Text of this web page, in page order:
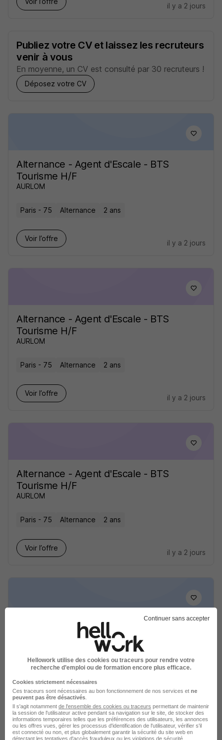
il y a 2 jours
Publiez votre CV et laissez les recruteurs
venir à vous
En moyenne, un CV est consulté par 30 recruteurs !
Déposez votre CV
Alternance - Agent d'Escale - BTS
Tourisme H/F
AURLOM
Paris - 75 Alternance 2 ans
Voir l’offre
il y a 2 jours
Alternance - Agent d'Escale - BTS
Tourisme H/F
AURLOM
Paris - 75 Alternance 2 ans
Voir l’offre
il y a 2 jours
Alternance - Agent d'Escale - BTS
Tourisme H/F
AURLOM
Paris - 75 Alternance 2 ans
Voir l’offre
il y a 2 jours
Alternance - Agent d'Escale - BTS
Voir l’offre
il y a 2 jours
Continuer sans accepter
Hellowork utilise des cookies ou traceurs pour rendre votre
recherche d’emploi ou de formation encore plus efficace.
Cookies strictement nécessaires
Ces traceurs sont nécessaires au bon fonctionnement de nos services et ne
peuvent pas être désactivés
Il s'agit notamment de l'ensemble des cookies ou traceurs permettant de maintenir
la session de l'utilisateur active pendant sa navigation sur le site, de stocker des
informations temporaires telles que les préférences des utilisateurs, les annonces
ou les offres vues, gérer les processus d'identification de l'utilisateur, vérifier s'il
est connecté ou non, et plus globalement garantir la sécurité du site web en
détectant les tentatives d'accès frauduleux ou les violations de sécurité.